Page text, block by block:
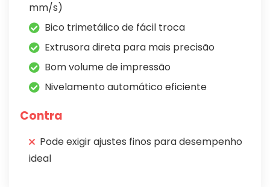
mm/s)
Bico trimetálico de fácil troca
Extrusora direta para mais precisão
Bom volume de impressão
Nivelamento automático eficiente
Contra
Pode exigir ajustes finos para desempenho
ideal